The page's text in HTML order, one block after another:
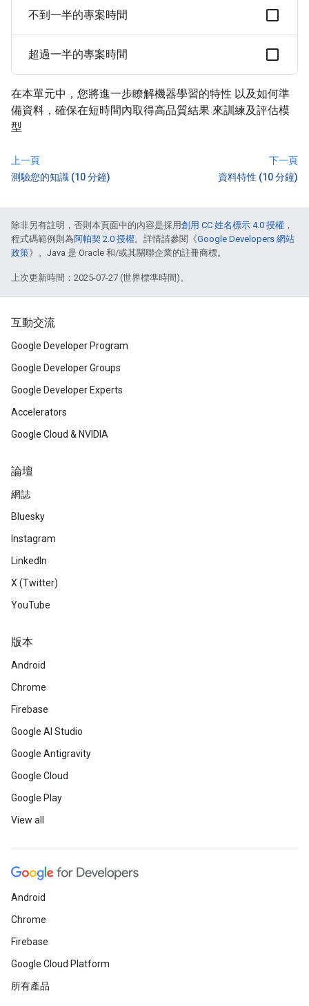
不到一半的專案時間
超過一半的專案時間
在本單元中，您將進一步瞭解機器學習的特性 以及如何準
備資料，確保在短時間內取得高品質結果 來訓練及評估模
型
上一頁
測驗您的知識 (10 分鐘)
下一頁
資料特性 (10 分鐘)
除非另有註明，否則本頁面中的內容是採用創用 CC 姓名標示 4.0 授權 ，
程式碼範例則為阿帕契 2.0 授權。詳情請參閱《Google Developers 網站
政策》。Java 是 Oracle 和/或其關聯企業的註冊商標。
上次更新時間：2025-07-27 (世界標準時間)。
互動交流
Google Developer Program
Google Developer Groups
Google Developer Experts
Accelerators
Google Cloud & NVIDIA
論壇
網誌
Bluesky
Instagram
LinkedIn
X (Twitter)
YouTube
版本
Android
Chrome
Firebase
Google AI Studio
Google Antigravity
Google Cloud
Google Play
View all
Android
Chrome
Firebase
Google Cloud Platform
所有產品